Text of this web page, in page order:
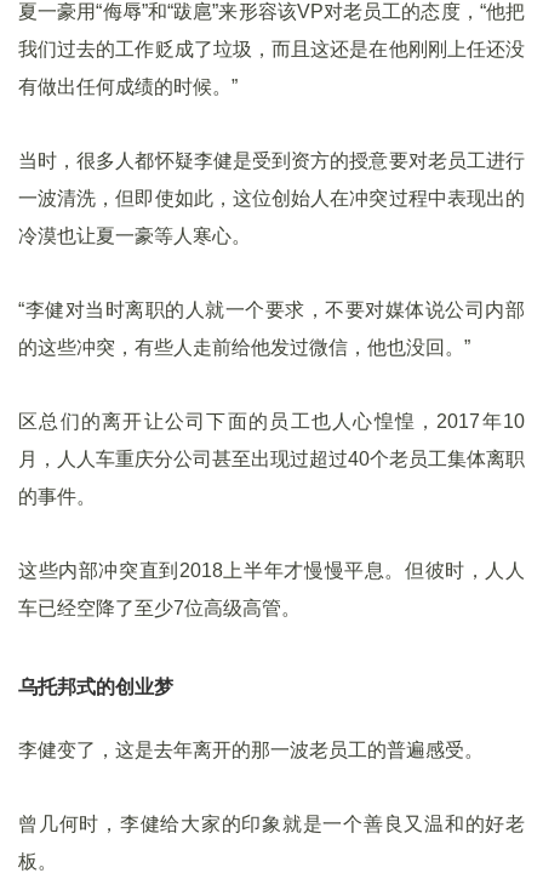
夏一豪用“侮辱”和“跋扈”来形容该VP对老员工的态度，“他把
我们过去的工作贬成了垃圾，而且这还是在他刚刚上任还没
有做出任何成绩的时候。”
当时，很多人都怀疑李健是受到资方的授意要对老员工进行
一波清洗，但即使如此，这位创始人在冲突过程中表现出的
冷漠也让夏一豪等人寒心。
“李健对当时离职的人就一个要求，不要对媒体说公司内部
的这些冲突，有些人走前给他发过微信，他也没回。”
区总们的离开让公司下面的员工也人心惶惶，2017年10
月，人人车重庆分公司甚至出现过超过40个老员工集体离职
的事件。
这些内部冲突直到2018上半年才慢慢平息。但彼时，人人
车已经空降了至少7位高级高管。
乌托邦式的创业梦
李健变了，这是去年离开的那一波老员工的普遍感受。
曾几何时，李健给大家的印象就是一个善良又温和的好老
板。